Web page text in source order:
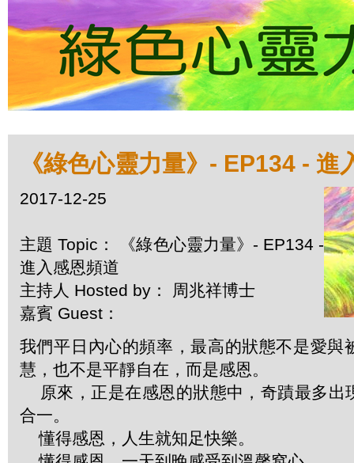
《綠色心靈力量》- EP134 - 進
2017-12-25
主題 Topic： 《綠色心靈力量》- EP134 -
進入感恩頻道
主持人 Hosted by： 周兆祥博士
嘉賓 Guest：
我們平日內心的頻率，最高的狀態不是愛與
慧，也不是平靜自在，而是感恩。
原來，正是在感恩的狀態中，奇蹟最多出
合一。
懂得感恩，人生就知足快樂。